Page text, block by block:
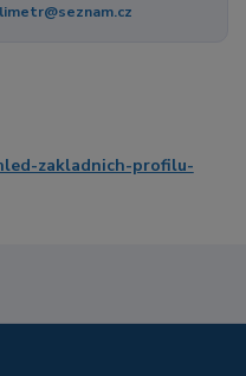
zakladnich-profilu-